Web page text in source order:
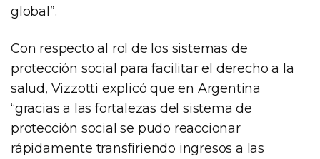
global”.
Con respecto al rol de los sistemas de
protección social para facilitar el derecho a la
salud, Vizzotti explicó que en Argentina
“gracias a las fortalezas del sistema de
protección social se pudo reaccionar
rápidamente transfiriendo ingresos a las